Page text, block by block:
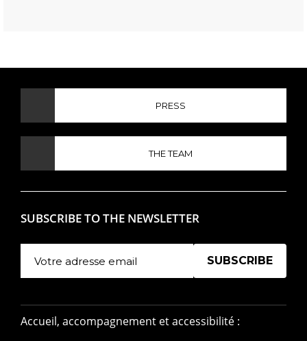
PRESS
THE TEAM
SUBSCRIBE TO THE NEWSLETTER
Accueil, accompagnement et accessibilité :